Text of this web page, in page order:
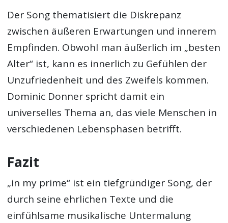
Der Song thematisiert die Diskrepanz
zwischen äußeren Erwartungen und innerem
Empfinden. Obwohl man äußerlich im „besten
Alter“ ist, kann es innerlich zu Gefühlen der
Unzufriedenheit und des Zweifels kommen.
Dominic Donner spricht damit ein
universelles Thema an, das viele Menschen in
verschiedenen Lebensphasen betrifft.
Fazit
„in my prime“ ist ein tiefgründiger Song, der
durch seine ehrlichen Texte und die
einfühlsame musikalische Untermalung